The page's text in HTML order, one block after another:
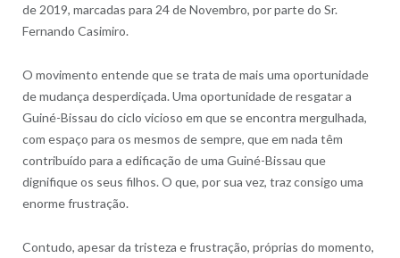
de 2019, marcadas para 24 de Novembro, por parte do Sr.
Fernando Casimiro.
O movimento entende que se trata de mais uma oportunidade
de mudança desperdiçada. Uma oportunidade de resgatar a
Guiné-Bissau do ciclo vicioso em que se encontra mergulhada,
com espaço para os mesmos de sempre, que em nada têm
contribuído para a edificação de uma Guiné-Bissau que
dignifique os seus filhos. O que, por sua vez, traz consigo uma
enorme frustração.
Contudo, apesar da tristeza e frustração, próprias do momento,